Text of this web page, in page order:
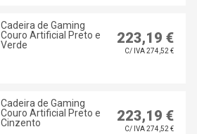
Cadeira de Gaming
Couro Artificial Preto e
Verde
223,19 €
C/ IVA 274,52 €
Cadeira de Gaming
Couro Artificial Preto e
Cinzento
223,19 €
C/ IVA 274,52 €